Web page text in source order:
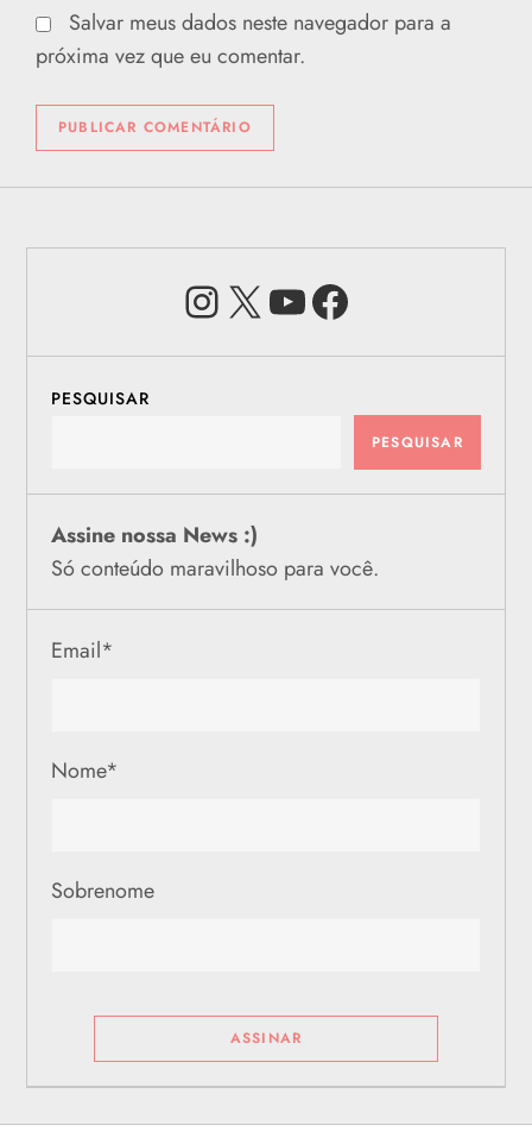
Salvar meus dados neste navegador para a
próxima vez que eu comentar.
Instagram
X Youtube
PESQUISAR
PESQUISAR
Assine nossa News :)
Só conteúdo maravilhoso para você.
Email*
Nome*
Sobrenome